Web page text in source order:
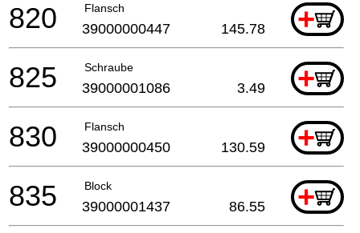
Flansch +
820 39000000447 145.78
Schraube +
825 39000001086 3.49
Flansch +
830 39000000450 130.59
Block +
835 39000001437 86.55